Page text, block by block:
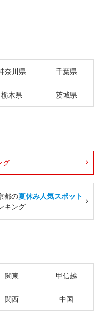
奈川県 千葉県
栃木県 茨城県
グ
都の夏休み人気スポット
キング
関東 甲信越
関西 中国